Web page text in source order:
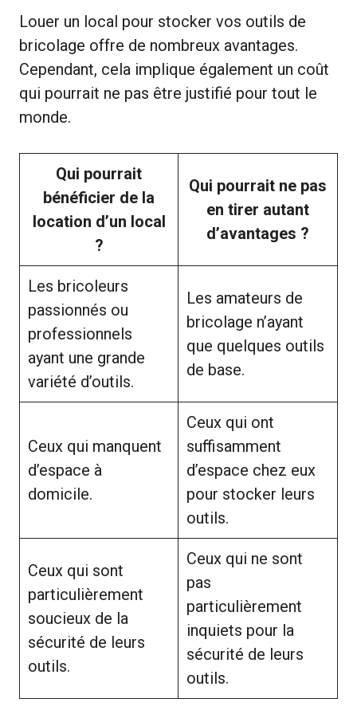
Louer un local pour stocker vos outils de
bricolage offre de nombreux avantages.
Cependant, cela implique également un coût
qui pourrait ne pas être justifié pour tout le
monde.
Qui pourrait
bénéficier de la
location d’un local
?
Qui pourrait ne pas
en tirer autant
d’avantages ?
Les bricoleurs
passionnés ou
professionnels
ayant une grande
variété d’outils.
Les amateurs de
bricolage n’ayant
que quelques outils
de base.
Ceux qui manquent
d’espace à
domicile.
Ceux qui ont
suffisamment
d’espace chez eux
pour stocker leurs
outils.
Ceux qui sont
particulièrement
soucieux de la
sécurité de leurs
outils.
Ceux qui ne sont
pas
particulièrement
inquiets pour la
sécurité de leurs
outils.